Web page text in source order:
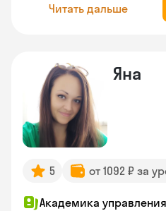
Читать дальше
Яна
5 от 1092 ₽ за
Академика